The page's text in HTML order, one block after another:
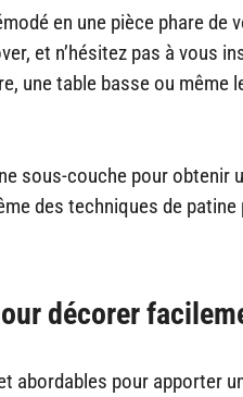
en une pièce phare de
et n’hésitez pas à vous
une table basse ou même
sous-couche pour obtenir
des techniques de
décorer
pour apporter